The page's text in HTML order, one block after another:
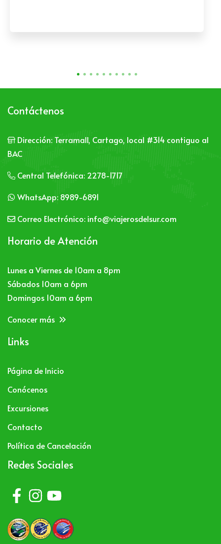
Contáctenos
Dirección: Terramall, Cartago, local #314 contiguo al
BAC
Central Telefónica: 2278-1717
WhatsApp: 8989-6891
Correo Electrónico: info@viajerosdelsur.com
Horario de Atención
Lunes a Viernes de 10am a 8pm
Sábados 10am a 6pm
Domingos 10am a 6pm
Conocer más
Links
Página de Inicio
Conócenos
Excursiones
Contacto
Política de Cancelación
Redes Sociales